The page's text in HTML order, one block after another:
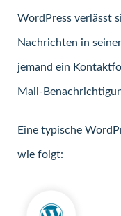
WordPress verlässt
Nachrichten in
jemand ein
Mail-
Eine typische
wie folgt: